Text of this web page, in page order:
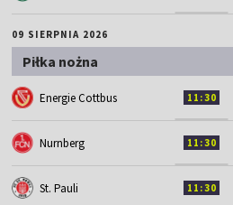
09 SIERPNIA 2026
Piłka nożna
Energie Cottbus 11:30
Nurnberg 11:30
St. Pauli 11:30